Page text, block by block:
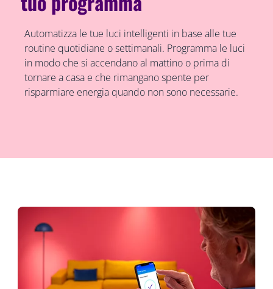
Automatizza le tue luci intelligenti in base alle tue
routine quotidiane o settimanali. Programma le luci
in modo che si accendano al mattino o prima di
tornare a casa e che rimangano spente per
risparmiare energia quando non sono necessarie.